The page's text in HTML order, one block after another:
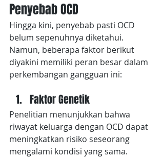
Penyebab OCD
Hingga kini, penyebab pasti OCD
belum sepenuhnya diketahui.
Namun, beberapa faktor berikut
diyakini memiliki peran besar dalam
perkembangan gangguan ini:
Faktor Genetik
Penelitian menunjukkan bahwa
riwayat keluarga dengan OCD dapat
meningkatkan risiko seseorang
mengalami kondisi yang sama.